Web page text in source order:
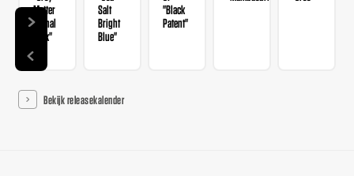
Matter
Signal
Pink"
Salt
Bright
Blue"
"Black
Patent"
Bekijk releasekalender